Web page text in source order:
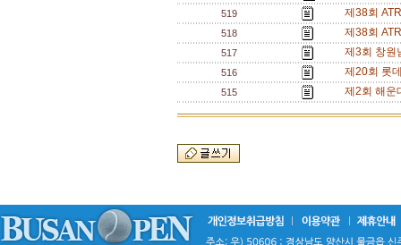
519 제38회
518 제38회
517 제3회 창원
516 제20회 롯
515 제2회 해운